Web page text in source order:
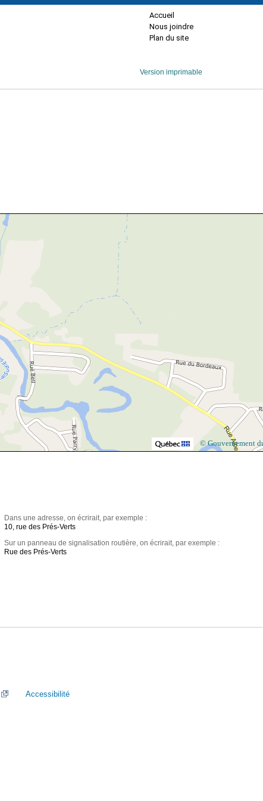
Accueil
Nous joindre
Plan du site
Version imprimable
© Gouvernement
Dans une adresse, on écrirait, par exemple :
10, rue des Prés-Verts
Sur un panneau de signalisation routière, on écrirait, par exemple :
Rue des Prés-Verts
Accessibilité